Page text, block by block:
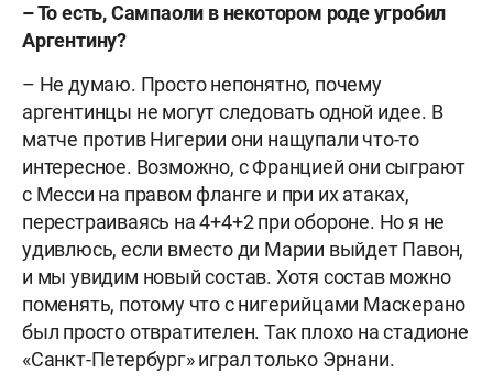
– То есть, Сампаоли в некотором роде угробил
Аргентину?
– Не думаю. Просто непонятно, почему
аргентинцы не могут следовать одной идее. В
матче против Нигерии они нащупали что-то
интересное. Возможно, с Францией они сыграют
с Месси на правом фланге и при их атаках,
перестраиваясь на 4+4+2 при обороне. Но я не
удивлюсь, если вместо ди Марии выйдет Павон,
и мы увидим новый состав. Хотя состав можно
поменять, потому что с нигерийцами Маскерано
был просто отвратителен. Так плохо на стадионе
«Санкт-Петербург» играл только Эрнани.